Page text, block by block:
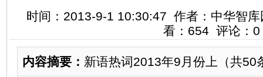
时间：2013-9-1 10:30:47 作者：中华智
看： 654 评论： 0
内容摘要： 新语热词2013年9月份上（共50